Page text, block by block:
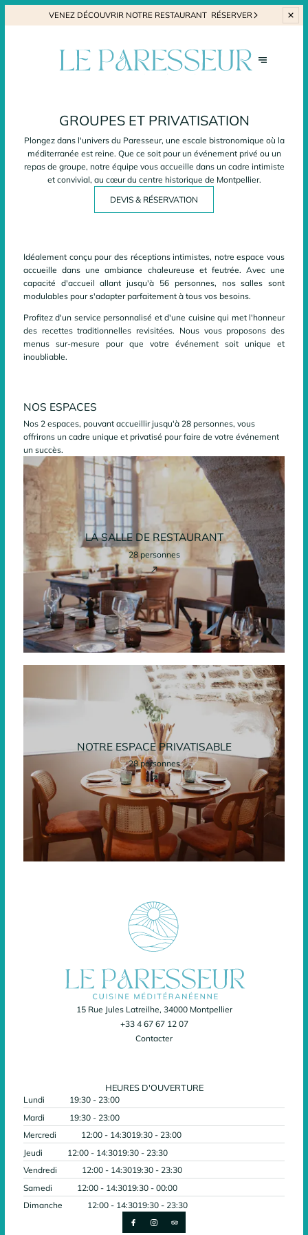
VENEZ DÉCOUVRIR NOTRE RESTAURANT RÉSERVER
GROUPES ET PRIVATISATION
Plongez dans l'univers du Paresseur, une escale bistronomique où la
méditerranée est reine. Que ce soit pour un événement privé ou un
repas de groupe, notre équipe vous accueille dans un cadre intimiste
et convivial, au cœur du centre historique de Montpellier.
DEVIS & RÉSERVATION
Idéalement conçu pour des réceptions intimistes, notre espace vous
accueille dans une ambiance chaleureuse et feutrée. Avec une
capacité d'accueil allant jusqu'à 56 personnes, nos salles sont
modulablespour s'adapter parfaitement à tous vos besoins.
Profitez d'un service personnalisé et d'une cuisine qui met l'honneur
des recettes traditionnelles revisitées. Nous vous proposons des
menus sur-mesure pour que votre événement soit unique et
inoubliable.
NOS ESPACES
Nos 2 espaces, pouvant accueillir jusqu'à 28 personnes, vous
offrirons un cadre unique et privatisé pour faire de votre événement
un succès.
LA SALLE DE RESTAURANT
28 personnes
NOTRE ESPACE PRIVATISABLE
28 personnes
15 Rue Jules Latreilhe, 34000 Montpellier
+33 4 67 67 12 07
Contacter
HEURES D'OUVERTURE
Lundi
19:30 - 23:00
Mardi
19:30 - 23:00
Mercredi
12:00 - 14:3019:30 - 23:00
Jeudi
12:00 - 14:3019:30 - 23:30
Vendredi
12:00 - 14:3019:30 - 23:30
Samedi
12:00 - 14:3019:30 - 00:00
Dimanche
12:00 - 14:3019:30 - 23:30